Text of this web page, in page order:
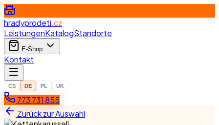
hradyprodeti.cz
LeistungenKatalogStandorte
E-Shop
Kontakt
CS DE PL UK
773 731 855
Zurück zur Auswahl